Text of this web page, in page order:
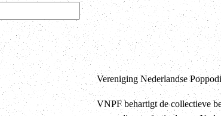
Vereniging Nederlandse
VNPF behartigt de collectieve